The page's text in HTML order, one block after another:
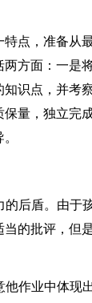
点，准备从
方面：一是
识点，并考
量，独立完
后盾。由
的批评，但
作业中体现